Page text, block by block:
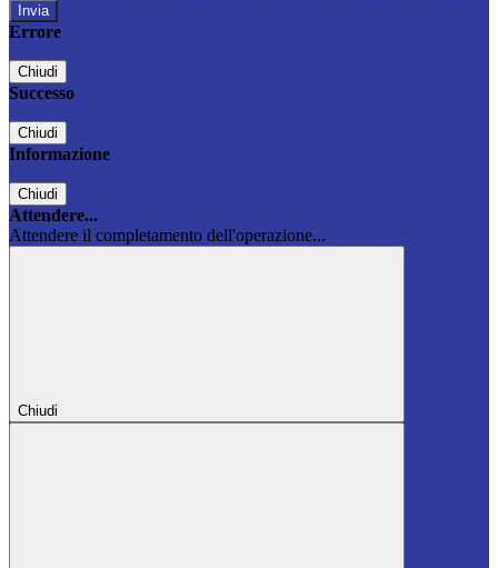
Errore
Chiudi
Successo
Chiudi
Informazione
Chiudi
Attendere...
Attendere il completamento dell'operazione...
Chiudi